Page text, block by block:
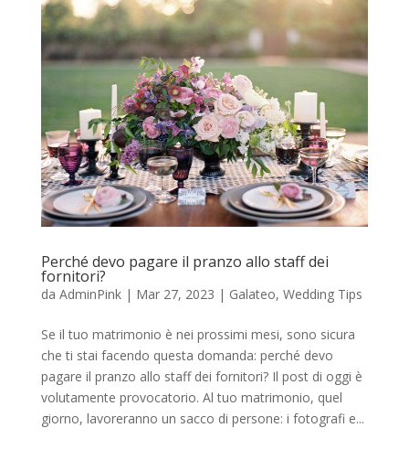
Perché devo pagare il pranzo allo staff dei
fornitori?
da AdminPink| Mar 27, 2023 | Galateo, Wedding Tips
Se il tuo matrimonio è nei prossimi mesi, sono sicura
che ti stai facendo questa domanda: perché devo
pagare il pranzo allo staff dei fornitori? Il post di oggi è
volutamente provocatorio. Al tuo matrimonio, quel
giorno, lavoreranno un sacco di persone: i fotografi e...